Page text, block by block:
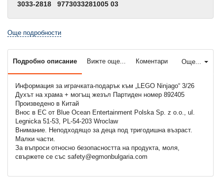
3033-2818
9773033281005 03
Още подробности
Още...
Подробно описание Вижте още... Коментари
Информация за играчката-подарък към „LEGO Ninjago“ 3/26
Духът на храма + могъщ жезъл Партиден номер 892405
Произведено в Китай
Внос в ЕС от Blue Ocean Entertainment Polska Sp. z o.o., ul.
Legnicka 51-53, PL-54-203 Wroclaw
Внимание. Неподходящo за деца под тригодишна възраст.
Малки части.
За въпроси относно безопасността на продукта, моля,
свържете се със safety@egmonbulgaria.com